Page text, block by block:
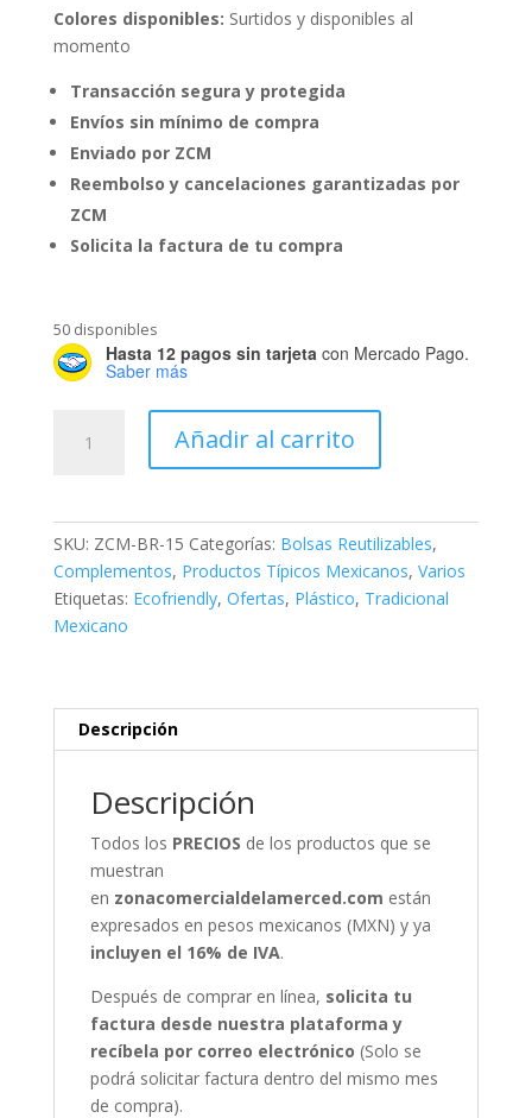
Colores disponibles: Surtidos y disponibles al
momento
Transacción segura y protegida
Envíos sin mínimo de compra
Enviado por ZCM
Reembolso y cancelaciones garantizadas por
ZCM
Solicita la factura de tu compra
50 disponibles
Hasta 12 pagos sin tarjeta con Mercado Pago.
Saber más
cantidad
Añadir al carrito
SKU: ZCM-BR-15 Categorías: Bolsas Reutilizables,
Complementos, Productos Típicos Mexicanos, Varios
Etiquetas: Ecofriendly, Ofertas, Plástico, Tradicional
Mexicano
Descripción
Descripción
Todos los PRECIOS de los productos que se
muestran
en zonacomercialdelamerced.com están
expresados en pesos mexicanos (MXN) y ya
incluyen el 16% de IVA.
Después de comprar en línea, solicita tu
factura desde nuestra plataforma y
recíbela por correo electrónico (Solo se
podrá solicitar factura dentro del mismo mes
de compra).